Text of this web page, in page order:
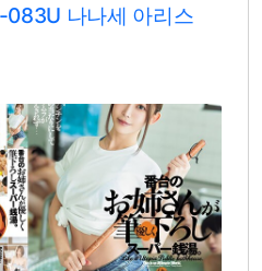
083U 나나세 아리스